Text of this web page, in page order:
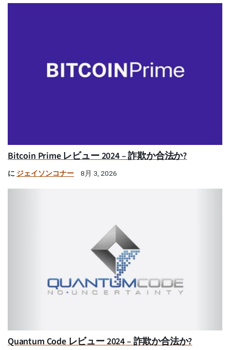
Bitcoin Prime レビュー 2024 – 詐欺か合法か?
に ジェイソンコナー 8月 3, 2026
Quantum Code レビュー 2024 – 詐欺か合法か?